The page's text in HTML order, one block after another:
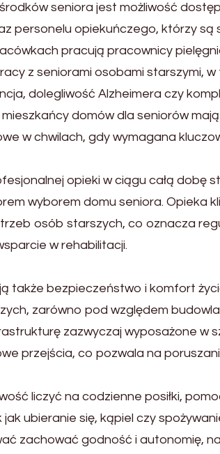
seniora jest możliwość
personelu opiekuńczego, którzy są
pracują pracownicy
z seniorami osobami starszymi, w
dolegliwość Alzheimera czy
domów dla seniorów
w chwilach, gdy wymagana
opieki w ciągu całą dobę
wyborem domu seniora. Opieka
osób starszych, co oznacza
w rehabilitacji.
także bezpieczeństwo i komfort
zarówno pod względem
zazwyczaj wyposażone w
przejścia, co pozwala na
liczyć na codzienne posiłki,
ubieranie się, kąpiel czy
zachować godność i autonomię,